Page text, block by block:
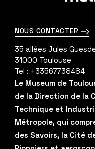
NOUS CONTACTER
35 allées Jules Guesde
31000 Toulouse
Tel : +33567738484
Le Museum de
de la Direction de la
Technique et
Métropole, qui
des Savoirs, la Cité